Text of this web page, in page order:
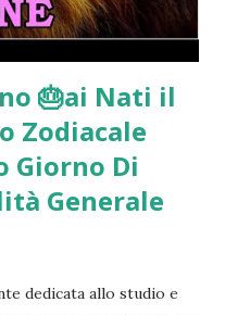
🎂ai Nati il
Zodiacale
Giorno Di
Generale
dedicata allo studio e